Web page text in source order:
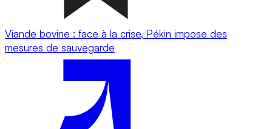
Viande bovine : face à la crise, Pékin impose des
mesures de sauvegarde